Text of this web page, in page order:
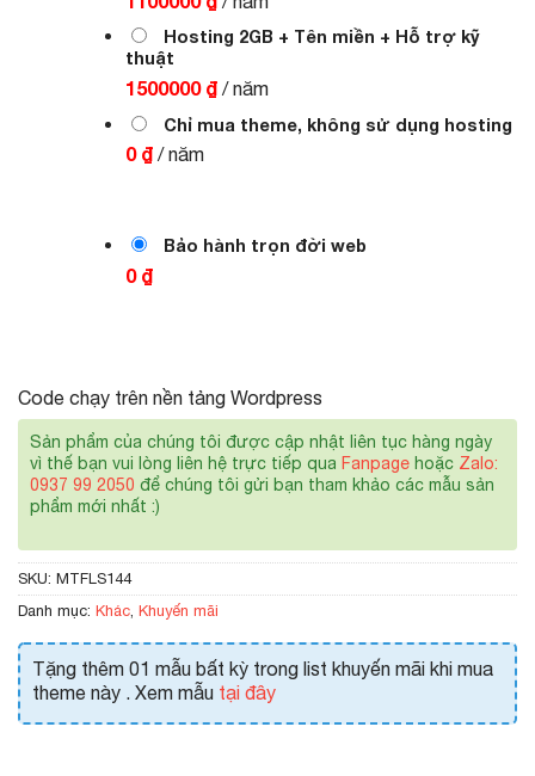
Hosting 2GB + Tên miền + Hỗ trợ kỹ
thuật
1500000 ₫ / năm
Chỉ mua theme, không sử dụng hosting
0 ₫ / năm
Bảo hành trọn đời web
0 ₫
Code chạy trên nền tảng Wordpress
Sản phẩm của chúng tôi được cập nhật liên tục hàng ngày
vì thế bạn vui lòng liên hệ trực tiếp qua Fanpage hoặc Zalo:
0937 99 2050 để chúng tôi gửi bạn tham khảo các mẫu sản
phẩm mới nhất :)
SKU: MTFLS144
Danh mục: Khác Khuyến mãi
Tặng thêm 01 mẫu bất kỳ trong list khuyến mãi khi mua
theme này . Xem mẫu tại đây